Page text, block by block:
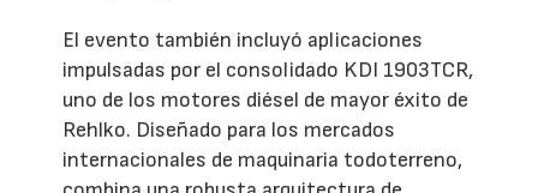
El evento también incluyó aplicaciones
impulsadas por el consolidado KDI 1903TCR,
uno de los motores diésel de mayor éxito de
Rehlko. Diseñado para los mercados
internacionales de maquinaria todoterreno,